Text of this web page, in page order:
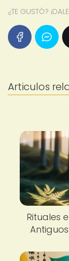
¿TE GUSTÓ?
Articulos
Rituales